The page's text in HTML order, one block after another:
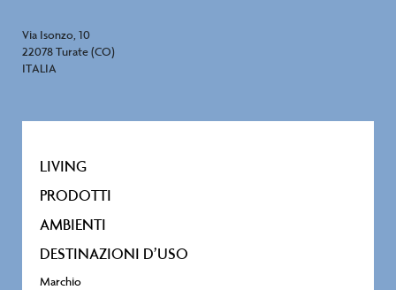
Via Isonzo, 10
22078 Turate (CO)
ITALIA
LIVING
PRODOTTI
AMBIENTI
DESTINAZIONI D’USO
Marchio